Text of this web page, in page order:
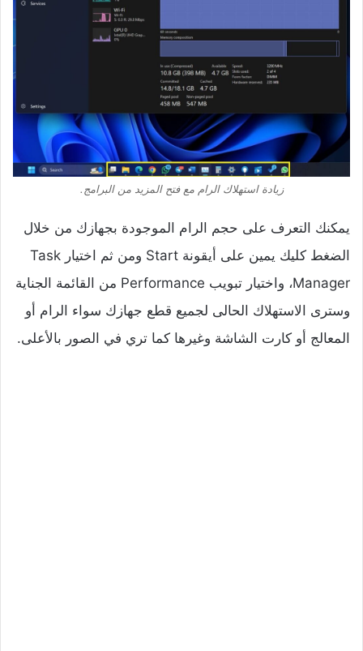
زيادة استهلاك الرام مع فتح المزيد من البرامج.
يمكنك التعرف على حجم الرام الموجودة بجهازك من خلال
الضغط كليك يمين على أيقونة Start ومن ثم اختيار Task
Manager، واختيار تبويب Performance من القائمة الجناية
وسترى الاستهلاك الحالى لجميع قطع جهازك سواء الرام أو
المعالج أو كارت الشاشة وغيرها كما تري في الصور بالأعلى.